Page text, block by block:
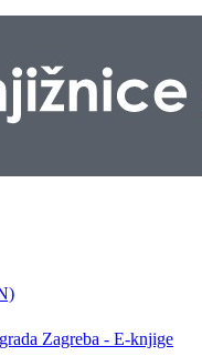
Zagreba - E-knjige